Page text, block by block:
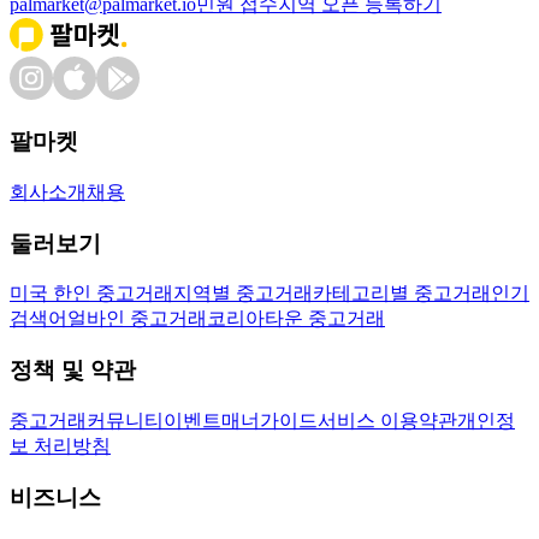
팔마켓
회사소개 채용
둘러보기
미국 한인 중고거래 지역별 중고거래 카테고리별 중고거래 인기
검색어 얼바인 중고거래 코리아타운 중고거래
정책 및 약관
중고거래 커뮤니티 이벤트매너가이드서비스 이용약관개인정
보 처리방침
비즈니스